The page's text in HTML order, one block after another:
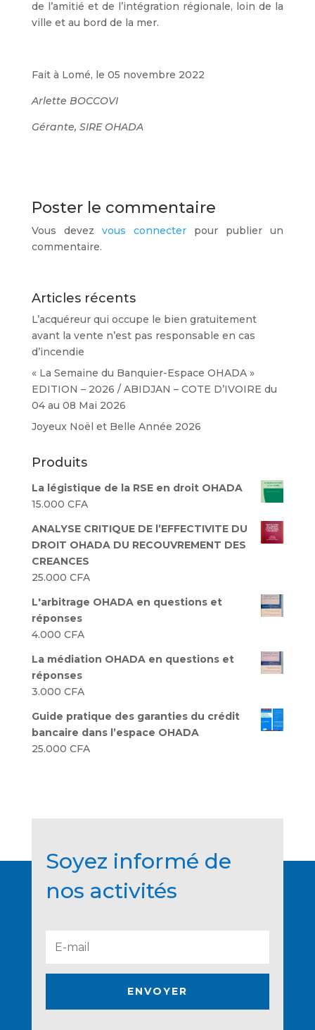
de l’amitié et de l’intégration régionale, loin de la
ville et au bord de la mer.
Fait à Lomé, le 05 novembre 2022
Arlette BOCCOVI
Gérante, SIRE OHADA
Poster le commentaire
Vous devez vous connecter pour publier un
commentaire.
Articles récents
L’acquéreur qui occupe le bien gratuitement
avant la vente n’est pas responsable en cas
d’incendie
« La Semaine du Banquier-Espace OHADA »
EDITION – 2026 / ABIDJAN – COTE D’IVOIRE du
04 au 08 Mai 2026
Joyeux Noël et Belle Année 2026
Produits
La légistique de la RSE en droit OHADA
15.000 CFA
ANALYSE CRITIQUE DE l’EFFECTIVITE DU
DROIT OHADA DU RECOUVREMENT DES
CREANCES
25.000 CFA
L'arbitrage OHADA en questions et
réponses
4.000 CFA
La médiation OHADA en questions et
réponses
3.000 CFA
Guide pratique des garanties du crédit
bancaire dans l’espace OHADA
25.000 CFA
Soyez informé de
nos activités
ENVOYER